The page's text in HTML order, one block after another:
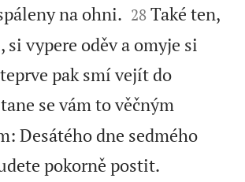
na ohni. 

28 Také ten,
si vypere oděv a omyje si
pak smí vejít do
se vám to věčným
Desátého dne sedmého
pokorně postit.